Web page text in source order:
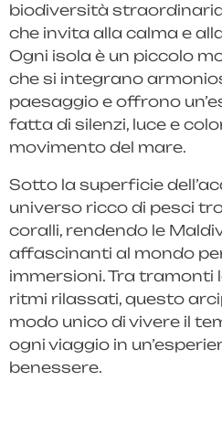
biodiversità
che invita alla calma e
Ogni isola è un piccolo
che si integrano
paesaggio e offrono
fatta di silenzi, luce e
movimento del mare.
Sotto la superficie
universo ricco di pesci
coralli, rendendo le
affascinanti al mondo
immersioni. Tra tramonti
ritmi rilassati, questo
modo unico di vivere il
ogni viaggio in
benessere.